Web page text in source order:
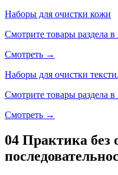
Наборы для очистки кожи
Смотрите товары раздела в
Смотреть →
Наборы для очистки
Смотрите товары раздела в
Смотреть →
04 Практика без